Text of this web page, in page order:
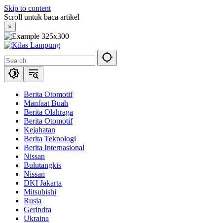
Skip to content
Scroll untuk baca artikel
×
Berita Otomotif
Manfaat Buah
Berita Olahraga
Berita Otomotif
Kejahatan
Berita Teknologi
Berita Internasional
Nissan
Bulutangkis
Nissan
DKI Jakarta
Mitsubishi
Rusia
Gerindra
Ukraina